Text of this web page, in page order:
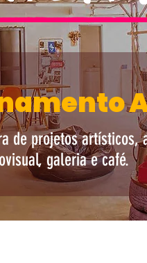
de projetos artísticos,
galeria e café.